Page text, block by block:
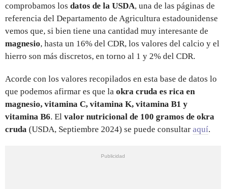
comprobamos los datos de la USDA, una de las páginas de
referencia del Departamento de Agricultura estadounidense
vemos que, si bien tiene una cantidad muy interesante de
magnesio, hasta un 16% del CDR, los valores del calcio y el
hierro son más discretos, en torno al 1 y 2% del CDR.
Acorde con los valores recopilados en esta base de datos lo
que podemos afirmar es que la okra cruda es rica en
magnesio, vitamina C, vitamina K, vitamina B1 y
vitamina B6. El valor nutricional de 100 gramos de okra
cruda (USDA, Septiembre 2024) se puede consultar aquí.